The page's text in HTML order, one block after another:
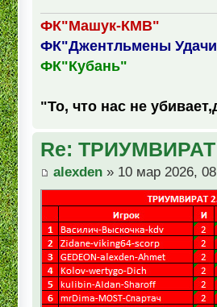
ФК"Машук-КМВ"
ФК"Джентльмены
ФК"Кубань"
"То, что нас не
Re: ТРИУМВИРАТ
alexden » 10 мар 2026,